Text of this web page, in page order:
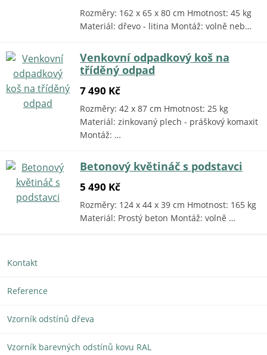
Rozměry: 162 x 65 x 80 cm Hmotnost: 45 kg
Materiál: dřevo - litina Montáž: volně neb…
Venkovní odpadkový koš na
tříděný odpad
7 490 Kč
Rozměry: 42 x 87 cm Hmotnost: 25 kg
Materiál: zinkovaný plech - práškový komaxit
Montáž: …
Betonový květináč s podstavci
5 490 Kč
Rozměry: 124 x 44 x 39 cm Hmotnost: 165 kg
Materiál: Prostý beton Montáž: volně …
Kontakt
Reference
Vzorník odstínů dřeva
Vzorník barevných odstínů kovu RAL